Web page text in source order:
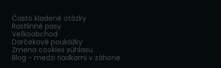
Často kladené otázky
Rastlinné pasy
Veľkoobchod
Darčekové poukážky
Zmena cookies súhlasu
Blog - medzi riadkami v záhone